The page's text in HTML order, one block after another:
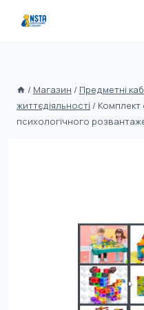
/ Магазин / Предметні
життєдіяльності /
психологічного